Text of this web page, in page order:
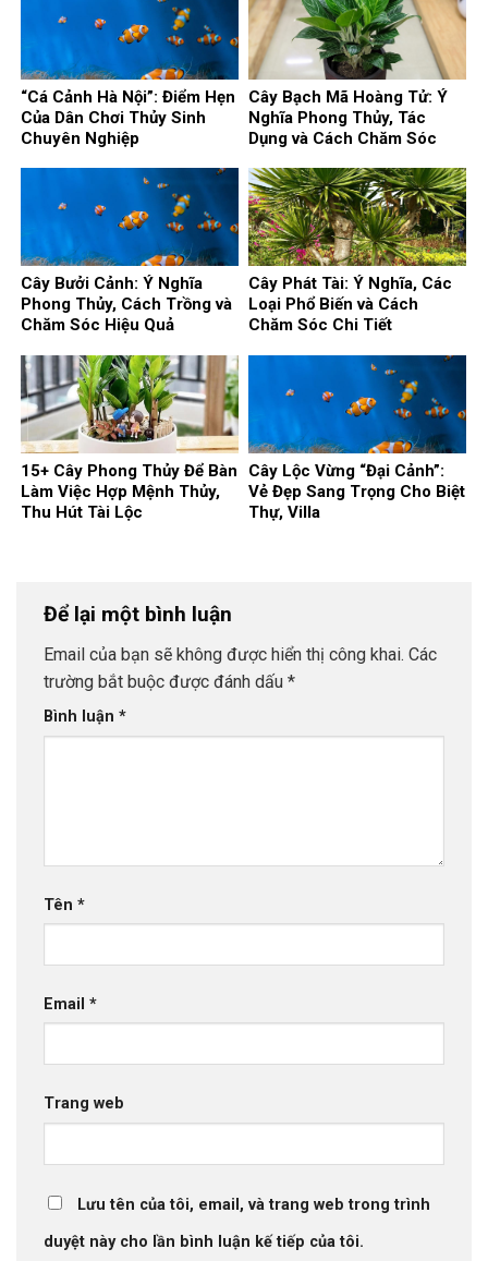
“Cá Cảnh Hà Nội”: Điểm Hẹn
Của Dân Chơi Thủy Sinh
Chuyên Nghiệp
Cây Bạch Mã Hoàng Tử: Ý
Nghĩa Phong Thủy, Tác
Dụng và Cách Chăm Sóc
Cây Bưởi Cảnh: Ý Nghĩa
Phong Thủy, Cách Trồng và
Chăm Sóc Hiệu Quả
Cây Phát Tài: Ý Nghĩa, Các
Loại Phổ Biến và Cách
Chăm Sóc Chi Tiết
15+ Cây Phong Thủy Để Bàn
Làm Việc Hợp Mệnh Thủy,
Thu Hút Tài Lộc
Cây Lộc Vừng “Đại Cảnh”:
Vẻ Đẹp Sang Trọng Cho Biệt
Thự, Villa
Để lại một bình luận
Email của bạn sẽ không được hiển thị công khai. Các
trường bắt buộc được đánh dấu *
Bình luận *
Tên *
Email *
Trang web
Lưu tên của tôi, email, và trang web trong trình
duyệt này cho lần bình luận kế tiếp của tôi.